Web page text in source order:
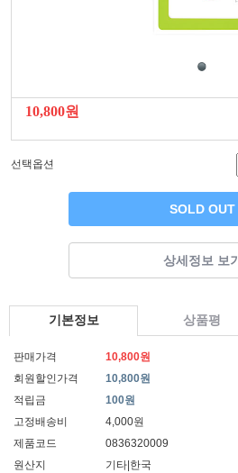
10,800원
선택옵션
SOLD OUT
상세정보 보기
기본정보 상품평
판매가격
10,800원
회원할인가격
10,800원
적립금
100원
고정배송비
4,000원
제품코드
0836320009
원산지
기타|한국